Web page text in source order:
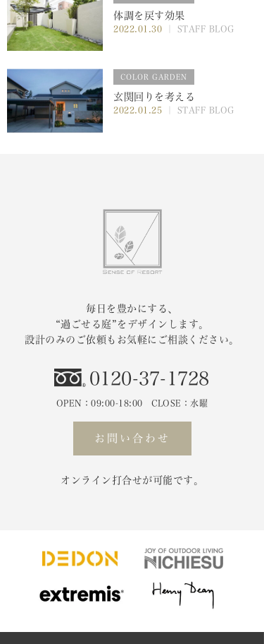
体調を戻す効果
2022.01.30 ｜ STAFF BLOG
COLOR GARDEN
玄関回りを考える
2022.01.25 ｜ STAFF BLOG
毎日を豊かにする、
“過ごせる庭”をデザインします。
設計のみのご依頼もお気軽にご相談ください。
0120-37-1728
OPEN：09:00-18:00 CLOSE：水曜
お問い合わせ
オンライン打合せが可能です。